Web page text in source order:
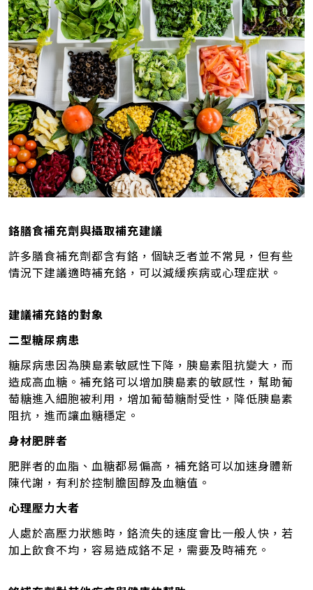
鉻膳食補充劑與攝取補充建議
許多膳食補充劑都含有鉻，個缺乏者並不常見，但有些
情況下建議適時補充鉻，可以減緩疾病或心理症狀。
建議補充鉻的對象
二型糖尿病患
糖尿病患因為胰島素敏感性下降，胰島素阻抗變大，而
造成高血糖。補充鉻可以增加胰島素的敏感性，幫助葡
萄糖進入細胞被利用，增加葡萄糖耐受性，降低胰島素
阻抗，進而讓血糖穩定。
身材肥胖者
肥胖者的血脂、血糖都易偏高，補充鉻可以加速身體新
陳代謝，有利於控制膽固醇及血糖值。
心理壓力大者
人處於高壓力狀態時，鉻流失的速度會比一般人快，若
加上飲食不均，容易造成鉻不足，需要及時補充。